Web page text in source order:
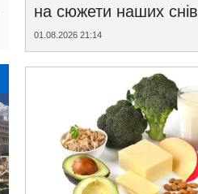
на сюжети наших снів
01.08.2026 21:14